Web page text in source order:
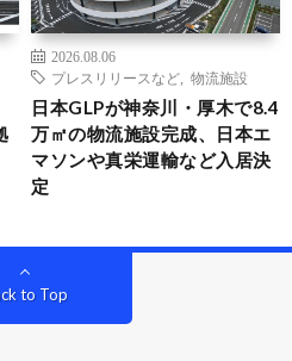
2026.08.06
プレスリリースなど
物流施設
日本GLPが神奈川・厚木で8.4
万㎡の物流施設完成、日本エ
マソンや真栄運輸など入居決
定
to Top